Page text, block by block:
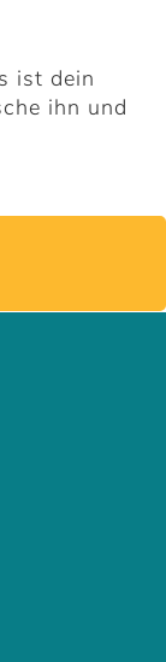
ist dein
ihn und